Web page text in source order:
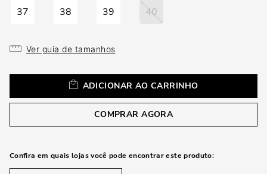
37 38 39 40
Ver guia de tamanhos
ADICIONAR AO CARRINHO
COMPRAR AGORA
Confira em quais lojas você pode encontrar este produto: